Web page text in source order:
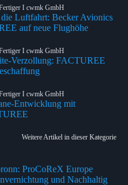
I cwmk GmbH
Luftfahrt: Becker Avionics
auf neue Flughöhe
I cwmk GmbH
Verzollung: FACTUREE
I cwmk GmbH
Entwicklung mit
Weitere Artikel in dieser Kategorie
ProCoReX Europe
und Nachhaltig